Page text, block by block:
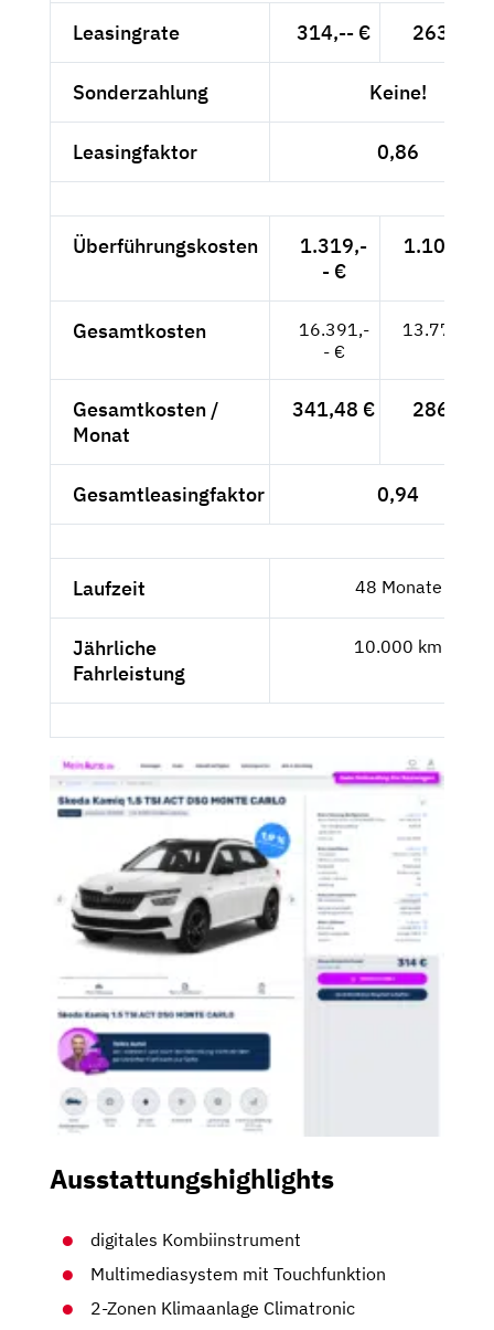
Leasingrate 314,-- € 263,87 €
Sonderzahlung Keine!
Leasingfaktor 0,86
Überführungskosten
1.319,-
- €
1.108,40
Gesamtkosten
16.391,-
- €
13.773,95
Gesamtkosten /
Monat
341,48 € 286,96 €
Gesamtleasingfaktor 0,94
Laufzeit 48 Monate
Jährliche
Fahrleistung
10.000 km
Ausstattungshighlights
digitales Kombiinstrument
Multimediasystem mit Touchfunktion
2-Zonen Klimaanlage Climatronic